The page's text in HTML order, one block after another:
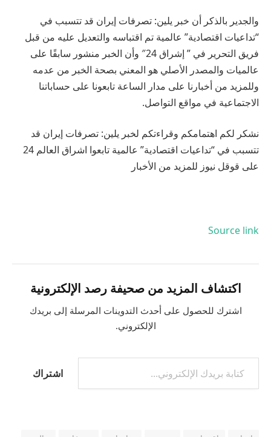
والجدير بالذكر أن خبر يلين: تصرفات إيران قد تتسبب في
“تداعيات اقتصادية” عالمية تم اقتباسه والتعديل عليه من قبل
فريق التحرير في ” إشراق 24″ وأن الخبر منشور سابقًا على
عالميات والمصدر الأصلي هو المعني بصحة الخبر من عدمه
وللمزيد من أخبارنا على مدار الساعة تابعونا على حساباتنا
الاجتماعية في مواقع التواصل.
نشكر لكم اهتمامكم وقراءتكم لخبر يلين: تصرفات إيران قد
تتسبب في “تداعيات اقتصادية” عالمية تابعوا اشراق العالم 24
على قوقل نيوز للمزيد من الأخبار
Source link
اكتشاف المزيد من صحيفة رصد الإلكترونية
اشترك للحصول على أحدث التدوينات المرسلة إلى بريدك
الإلكتروني.
اشتراك